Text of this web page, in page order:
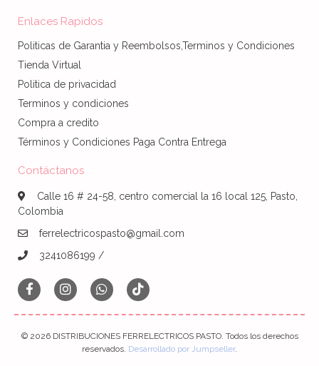
Enlaces Rapidos
Politicas de Garantia y Reembolsos,Terminos y Condiciones
Tienda Virtual
Politica de privacidad
Terminos y condiciones
Compra a credito
Términos y Condiciones Paga Contra Entrega
Contáctanos
Calle 16 # 24-58, centro comercial la 16 local 125, Pasto,
Colombia
ferrelectricospasto@gmail.com
3241086199 /
© 2026 DISTRIBUCIONES FERRELECTRICOS PASTO. Todos los derechos
reservados. Desarrollado por Jumpseller.